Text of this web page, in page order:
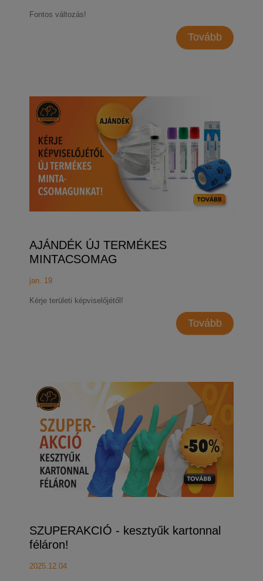
Fontos változás!
Tovább
AJÁNDÉK ÚJ TERMÉKES
MINTACSOMAG
jan. 19
Kérje területi képviselőjétől!
Tovább
SZUPERAKCIÓ - kesztyűk kartonnal
féláron!
2025.12.04